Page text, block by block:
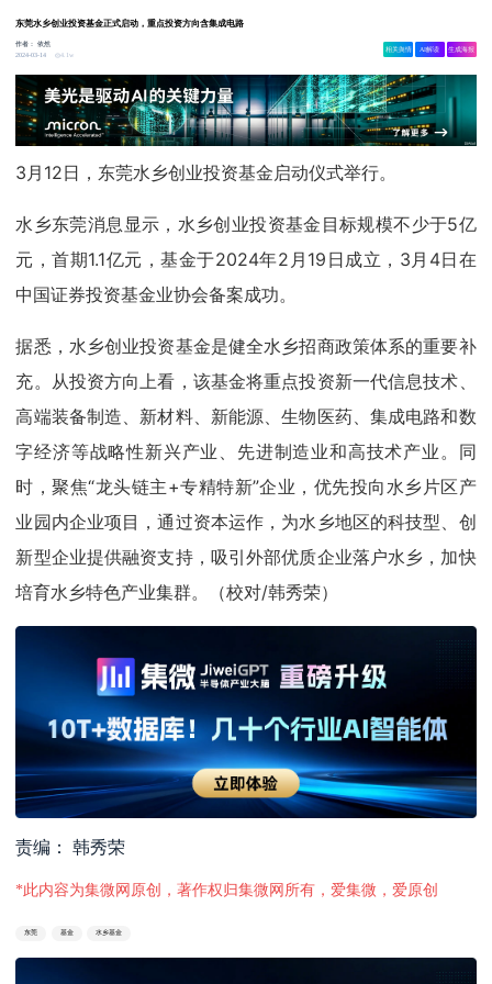
东莞水乡创业投资基金正式启动，重点投资方向含集成电路
作者：依然
2024-03-14
4.1w
相关舆情 AI解读 生成海报
3月12日，东莞水乡创业投资基金启动仪式举行。
水乡东莞消息显示，水乡创业投资基金目标规模不少于5亿
元，首期1.1亿元，基金于2024年2月19日成立，3月4日在
中国证券投资基金业协会备案成功。
据悉， 水乡创业投资基金是健全水乡招商政策体系的重要补
充。 从投资方向上看，该基金将重点投资新一代信息技术、
高端装备制造、新材料、新能源、生物医药、集成电路和数
字经济等战略性新兴产业、先进制造业和高技术产业。 同
时，聚焦“龙头链主+专精特新”企业，优先投向水乡片区产
业园内企业项目，通过资本运作，为水乡地区的科技型、创
新型企业提供融资支持，吸引外部优质企业落户水乡，加快
培育水乡特色产业集群。（校对/韩秀荣）
责编： 韩秀荣
*此内容为集微网原创，著作权归集微网所有，爱集微，爱原创
东莞 基金 水乡基金